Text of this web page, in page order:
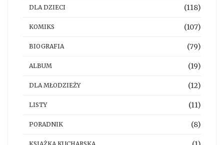
DLA DZIECI (118)
KOMIKS (107)
BIOGRAFIA (79)
ALBUM (19)
DLA MŁODZIEŻY (12)
LISTY (11)
PORADNIK (8)